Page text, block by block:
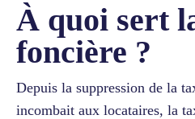
À quoi sert
foncière ?
Depuis la suppression de la
incombait aux locataires, la